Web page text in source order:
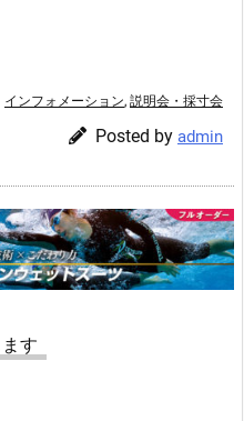
インフォメーション, 説明会・採寸会
Posted by admin
す